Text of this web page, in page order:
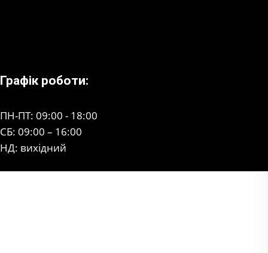
Графік роботи:
ПН-ПТ: 09:00 - 18:00
СБ: 09:00 – 16:00
НД: вихідний